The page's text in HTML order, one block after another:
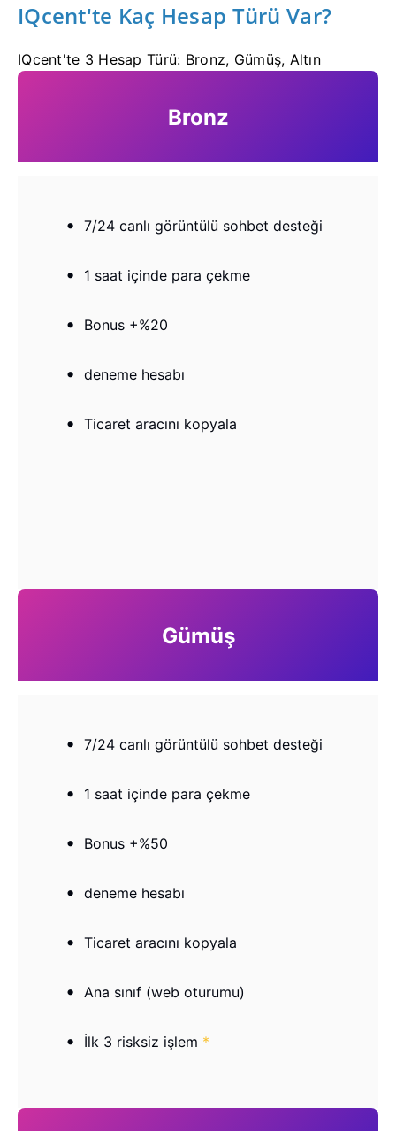
IQcent'te Kaç Hesap Türü Var?
IQcent'te 3 Hesap Türü: Bronz, Gümüş, Altın
Bronz
7/24 canlı görüntülü sohbet desteği
1 saat içinde para çekme
Bonus +%20
deneme hesabı
Ticaret aracını kopyala
Gümüş
7/24 canlı görüntülü sohbet desteği
1 saat içinde para çekme
Bonus +%50
deneme hesabı
Ticaret aracını kopyala
Ana sınıf (web oturumu)
İlk 3 risksiz işlem *